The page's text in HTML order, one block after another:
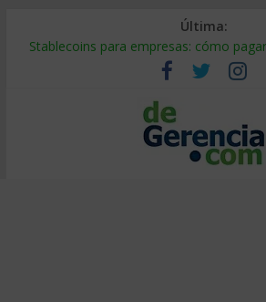
Última:
Stablecoins para empresas: cómo
Despido silencioso: qué es y por qué
IA en selección de personal: cómo
Trabajo forzoso en la cadena de
Mercado hispano de EE. UU.: cómo